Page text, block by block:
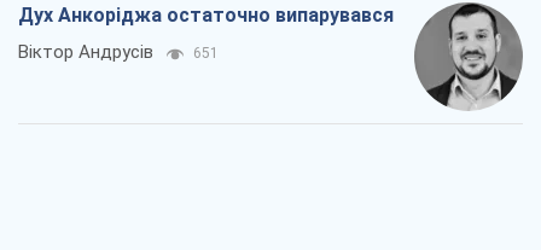
Дух Анкоріджа остаточно випарувався
Віктор Андрусів 651